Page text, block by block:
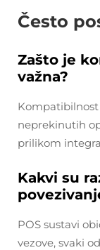
Često
Zašto je
važna?
Kompatibilnost
neprekinutih
prilikom
Kakvi su
POS sustavi
vezove, svaki